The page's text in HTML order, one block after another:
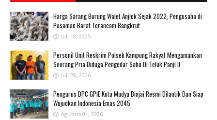
Harga Sarang Burung Walet Anjlok Sejak 2022, Pengusaha di
Pasaman Barat Terancam Bangkrut
Juli 18, 2025
Personil Unit Reskrim Polsek Kampung Rakyat Mengamankan
Seorang Pria Diduga Pengedar Sabu Di Teluk Panji II
Juli 28, 2026
Pengurus DPC GPIE Kota Madya Binjai Resmi Dilantik Dan Siap
Wujudkan Indonesia Emas 2045
Agustus 01, 2026